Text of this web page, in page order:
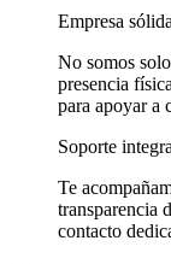
Empresa
No somos
presencia
para apoyar a
Soporte
Te
transparencia
contacto